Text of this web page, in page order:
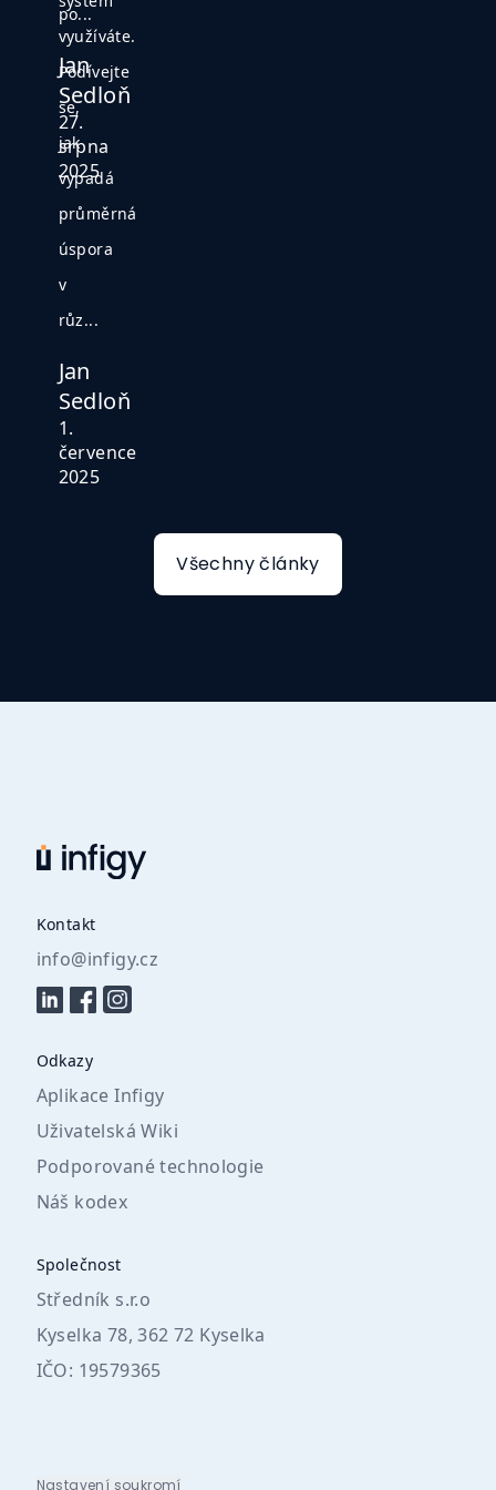
po...
Jan
Sedloň
27.
srpna
2025
využíváte.
Podívejte
se,
jak
vypadá
průměrná
úspora
v
růz...
Jan
Sedloň
1.
července
2025
Všechny články
Kontakt
info@infigy.cz
Odkazy
Aplikace Infigy
Uživatelská Wiki
Podporované technologie
Náš kodex
Společnost
Středník s.r.o
Kyselka 78, 362 72 Kyselka
IČO: 19579365
Nastavení soukromí